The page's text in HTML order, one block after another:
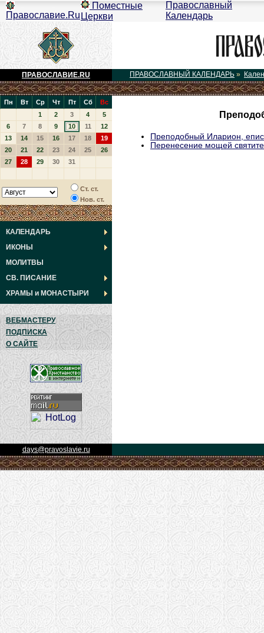
Православие.Ru
Поместные
Церкви
Православный
Календарь
ПРАВОСЛАВИЕ.RU ПРАВОСЛАВНЫЙ КАЛЕНДАРЬ »
Пн Вт Ср Чт Пт Сб
Вс
1
2 3 4
5
6
7 8 9 10 11
12
13
14 15 16 17 18
19
20
21 22 23 24 25
26
27
28 29 30 31
Ст. ст.
Нов. ст.
КАЛЕНДАРЬ
ИКОНЫ
МОЛИТВЫ
СВ. ПИСАНИЕ
ХРАМЫ и МОНАСТЫРИ
ВЕБМАСТЕРУ
ПОДПИСКА
О САЙТЕ
Преподобный Иларион,
Перенесение мощей
days@pravoslavie.ru